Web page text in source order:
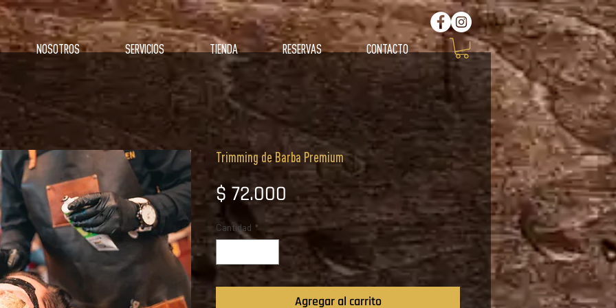
NOSOTROS SERVICIOS TIENDA RESERVAS CONTACTO
Trimming de Barba Premium
$ 72.000 Precio
Cantidad *
Agregar al carrito